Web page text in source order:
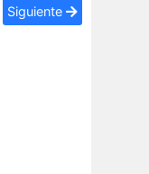
Siguiente